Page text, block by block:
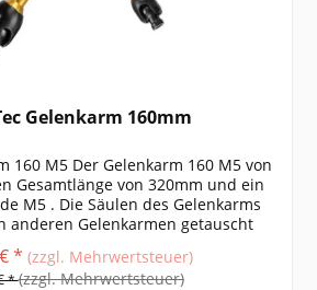
Gelenkarm 160mm
160 M5 Der Gelenkarm 160 M5 von
Gesamtlänge von 320mm und ein
M5 . Die Säulen des Gelenkarms
anderen Gelenkarmen getauscht
Größen, Informationen und...
* (zzgl. Mehrwertsteuer)
*(zzgl. Mehrwertsteuer)